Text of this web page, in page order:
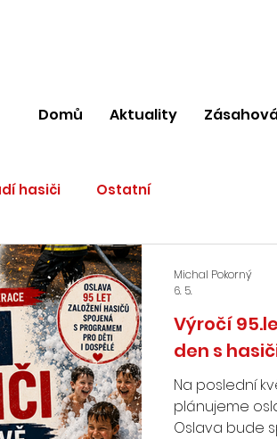
Domů Aktuality
hasiči Ostatní
Výročí
den s
Na poslední
plánujeme
Oslava bude
Michal Pokorný
6. 5.